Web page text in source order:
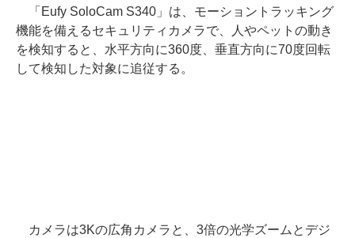
「Eufy SoloCam S340」は、モーショントラッキング
機能を備えるセキュリティカメラで、人やペットの動き
を検知すると、水平方向に360度、垂直方向に70度回転
して検知した対象に追従する。
カメラは3Kの広角カメラと、3倍の光学ズームとデジ